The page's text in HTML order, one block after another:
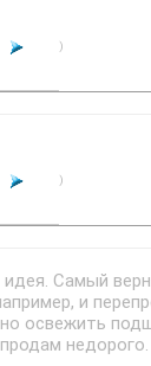
)
)
Самый
и
освежить
недорого.